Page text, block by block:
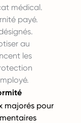
médical.
payé.
au
les
majorés pour